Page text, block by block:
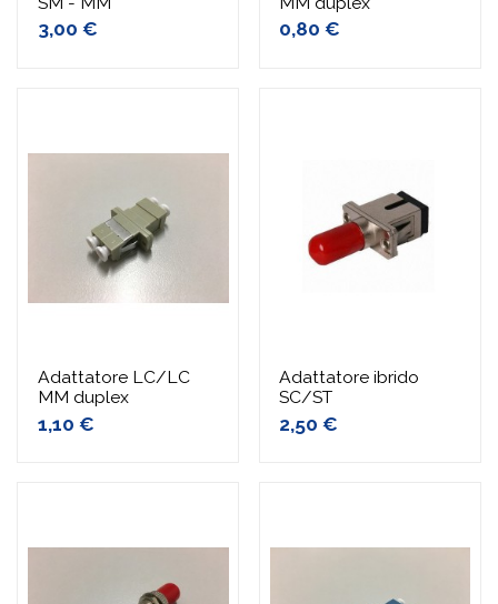
3,00 € 0,80 €
Adattatore LC/LC
MM duplex
1,10 €
Adattatore ibrido
SC/ST
2,50 €